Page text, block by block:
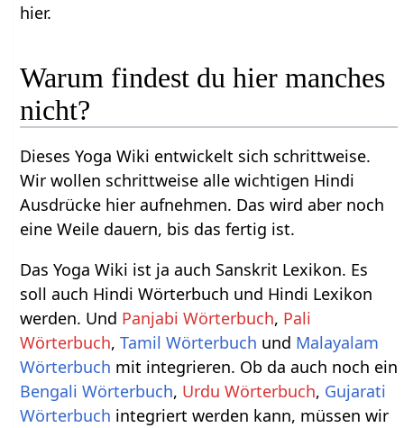
hier.
Warum findest du hier manches
nicht?
Dieses Yoga Wiki entwickelt sich schrittweise.
Wir wollen schrittweise alle wichtigen Hindi
Ausdrücke hier aufnehmen. Das wird aber noch
eine Weile dauern, bis das fertig ist.
Das Yoga Wiki ist ja auch Sanskrit Lexikon. Es
soll auch Hindi Wörterbuch und Hindi Lexikon
werden. Und Panjabi Wörterbuch, Pali
Wörterbuch,Tamil Wörterbuch und Malayalam
Wörterbuch mit integrieren. Ob da auch noch ein
Bengali Wörterbuch, Urdu Wörterbuch, Gujarati
Wörterbuch integriert werden kann, müssen wir